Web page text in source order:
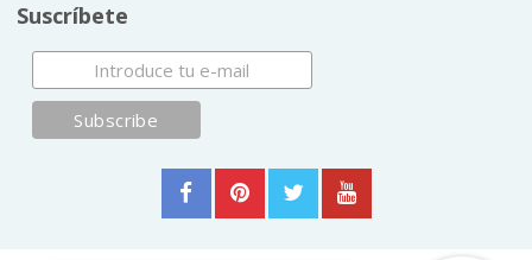
Suscríbete